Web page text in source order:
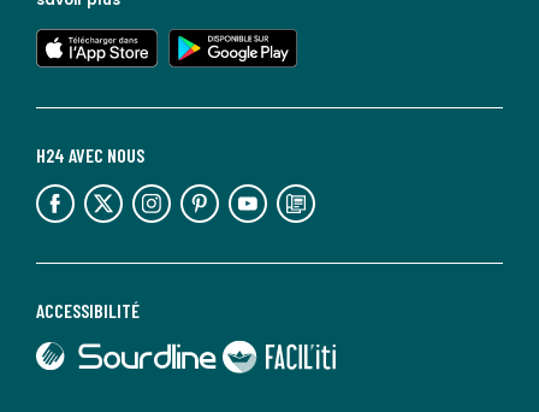
ACCESSIBILITÉ
lien vers Sourdline
lien vers Faciliti
H24 AVEC NOUS
lien vers l'espace réseaux sociaux lien vers l'espace réseaux sociaux lien vers l'espace réseaux sociaux lien vers l'espace réseaux sociaux lien vers l'espace réseaux sociaux lien vers le blog la redoute
lien vers l'app store
lien vers google play